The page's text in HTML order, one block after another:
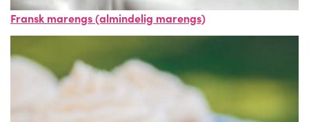
Fransk marengs (almindelig marengs)